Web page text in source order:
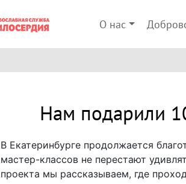
О нас
Нам подарили
В Екатеринбурге продолжается
мастер-классов не перестают
проекта мы рассказываем, где